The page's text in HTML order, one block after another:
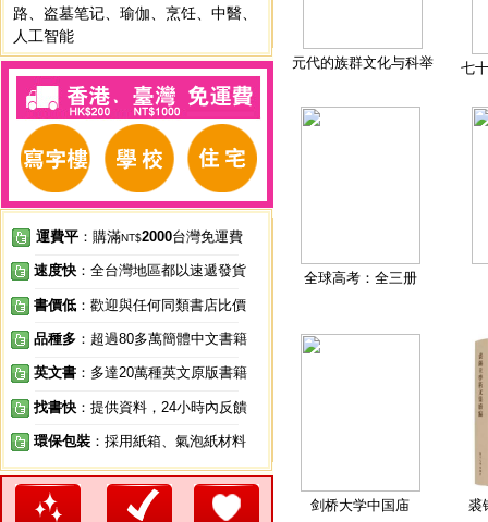
路
盗墓笔记 瑜伽 烹饪 中醫
人工智能
運費平 ：購滿NT$2000台灣免運費
速度快 ：全台灣地區都以速遞發貨
書價低 ：歡迎與任何同類書店比價
品種多 ：超過80多萬簡體中文書籍
英文書 ：多達20萬種英文原版書籍
找書快 ：提供資料，24小時內反饋
環保包裝 ：採用紙箱、氣泡紙材料
元代的族群文化与科举 七
全球高考：全三册
剑桥大学中国庙 裘